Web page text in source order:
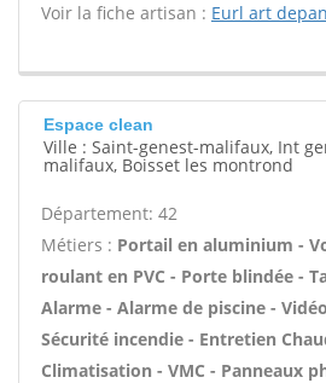
Voir la fiche artisan : Eurl art
Espace clean
Ville : Saint-genest-malifaux, Int
malifaux, Boisset les montrond
Département: 42
Métiers : Portail en aluminium -
roulant en PVC - Porte blindée -
Alarme - Alarme de piscine -
Sécurité incendie - Entretien
Climatisation - VMC - Panneaux